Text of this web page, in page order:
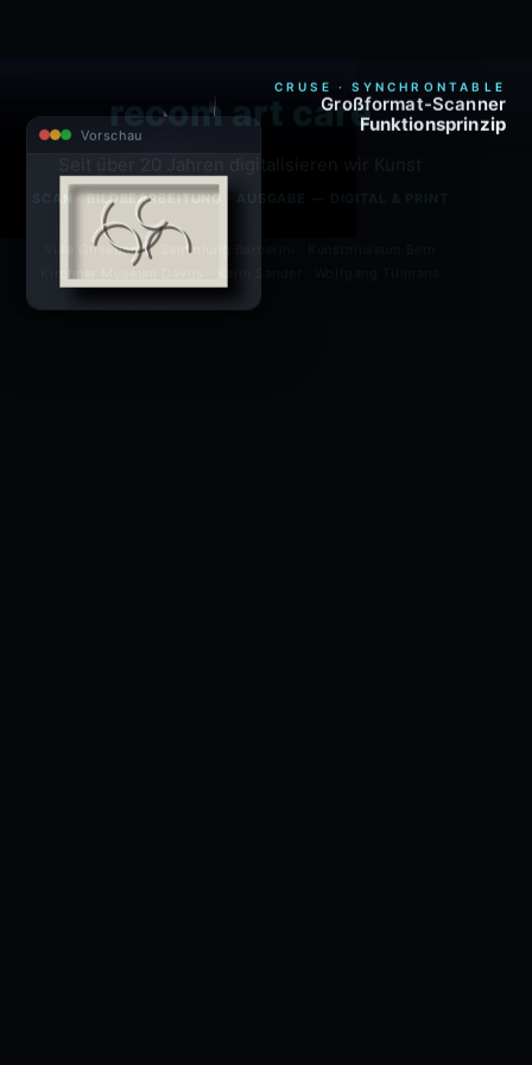
Vorschau
CRUSE · SYNCHRONTABLE
Großformat-Scanner
Funktionsprinzip
recom art care
SCAN · BILDBEARBEITUNG · AUSGABE — DIGITAL & PRINT
Villa Grisebach · Sammlung Barberini · Kunstmuseum Bern